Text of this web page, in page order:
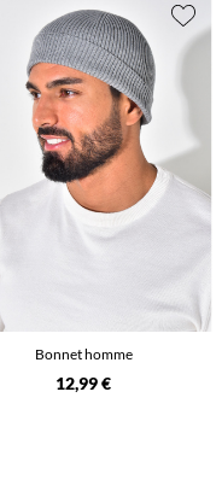
Bonnet homme
12,99 €